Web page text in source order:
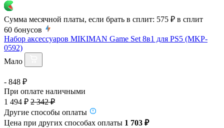
Сумма месячной платы, если брать в сплит: 575 ₽ в сплит
60 бонусов
Набор аксессуаров MIKIMAN Game Set 8в1 для PS5 (MKP-
0592)
Мало
- 848 ₽
При оплате наличными
1 494 ₽ 2 342 ₽
Другие способы оплаты
Цена при других способах оплаты 1 703 ₽